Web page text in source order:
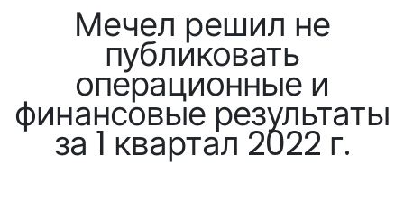
Мечел решил не
публиковать
операционные и
финансовые результаты
за 1 квартал 2022 г.